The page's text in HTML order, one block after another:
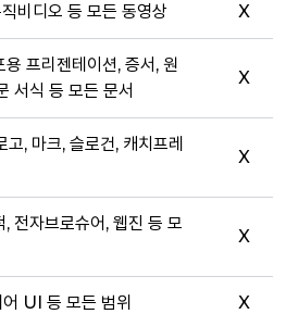
비디오 등 모든 동영상 X
프리젠테이션, 증서, 원
서식 등 모든 문서
X
고, 마크, 슬로건, 캐치프레
X
, 전자브로슈어, 웹진 등 모
X
UI 등 모든 범위 X